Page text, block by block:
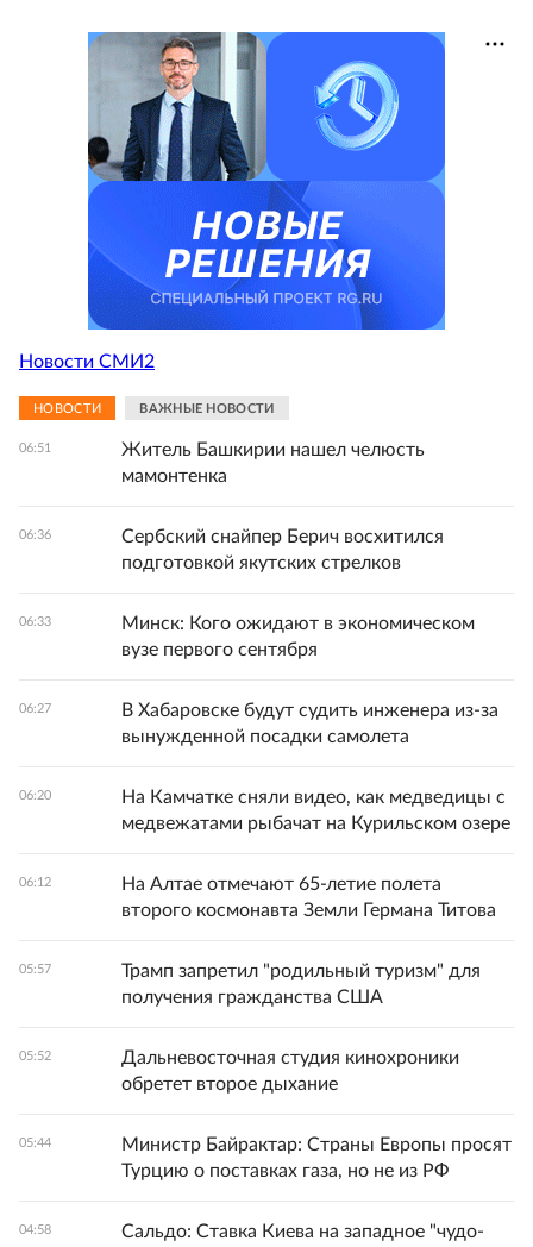
Новости СМИ2
НОВОСТИ ВАЖНЫЕ НОВОСТИ
06:51
Житель Башкирии нашел челюсть
мамонтенка
06:36
Сербский снайпер Берич восхитился
подготовкой якутских стрелков
06:33
Минск: Кого ожидают в экономическом
вузе первого сентября
06:27
В Хабаровске будут судить инженера из-за
вынужденной посадки самолета
06:20
На Камчатке сняли видео, как медведицы с
медвежатами рыбачат на Курильском озере
06:12
На Алтае отмечают 65-летие полета
второго космонавта Земли Германа Титова
05:57
Трамп запретил "родильный туризм" для
получения гражданства США
05:52
Дальневосточная студия кинохроники
обретет второе дыхание
05:44
Министр Байрактар: Страны Европы просят
Турцию о поставках газа, но не из РФ
04:58
Сальдо: Ставка Киева на западное "чудо-